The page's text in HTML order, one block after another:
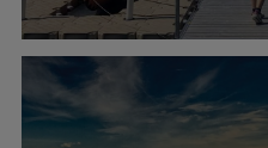
Découvrir